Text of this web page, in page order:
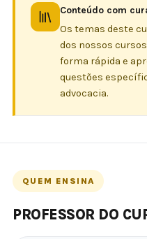
Conteúdo com
Os temas deste
dos nossos
forma rápida e
questões
advocacia.
QUEM ENSINA
PROFESSOR DO